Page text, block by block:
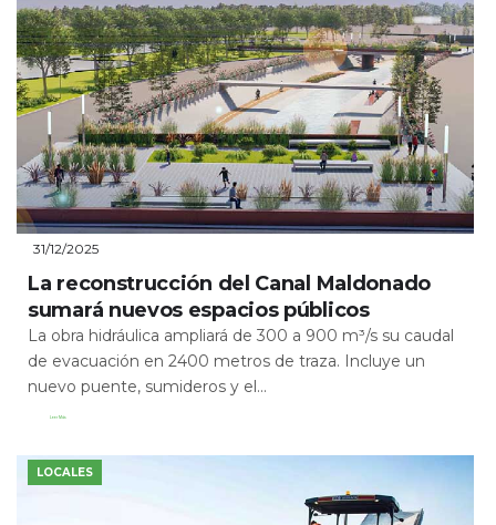
31/12/2025
La reconstrucción del Canal Maldonado
sumará nuevos espacios públicos
La obra hidráulica ampliará de 300 a 900 m³/s su caudal
de evacuación en 2400 metros de traza. Incluye un
nuevo puente, sumideros y el...
Leer Más
LOCALES